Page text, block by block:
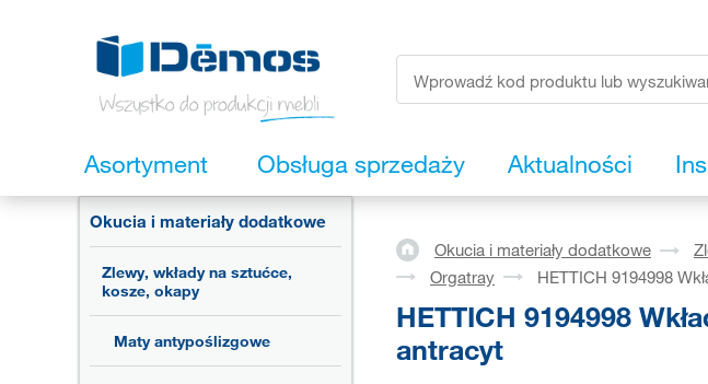
Asortyment Obsługa sprzedaży Aktualności
Okucia i materiały dodatkowe
Zlewy, wkłady na sztućce,
kosze, okapy
Maty antypoślizgowe
Okucia i materiały dodatkowe
Orgatray
HETTICH 9194998
HETTICH 9194998
antracyt